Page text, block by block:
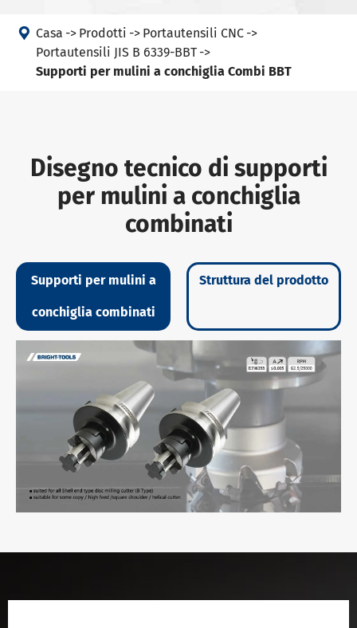
 Casa Prodotti
Portautensili CNC
Portautensili JIS B 6339-BBT
Supporti per mulini a conchiglia Combi BBT
Disegno tecnico di supporti
per mulini a conchiglia
combinati
Supporti per mulini a
conchiglia combinati
Struttura del prodotto